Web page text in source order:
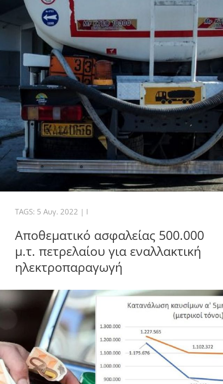
TAGS: 5 Αυγ. 2022 | I
Αποθεματικό ασφαλείας 500.000
μ.τ. πετρελαίου για εναλλακτική
ηλεκτροπαραγωγή